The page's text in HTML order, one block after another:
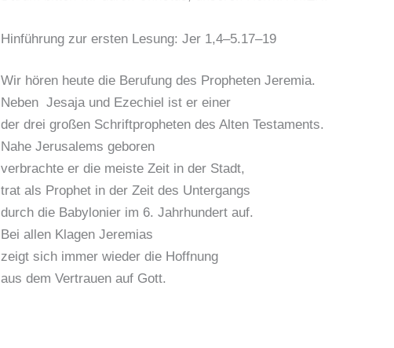
Hinführung zur ersten Lesung: Jer 1,4–5.17–19
Wir hören heute die Berufung des Propheten Jeremia.
Neben Jesaja und Ezechiel ist er einer
der drei großen Schriftpropheten des Alten Testaments.
Nahe Jerusalems geboren
verbrachte er die meiste Zeit in der Stadt,
trat als Prophet in der Zeit des Untergangs
durch die Babylonier im 6. Jahrhundert auf.
Bei allen Klagen Jeremias
zeigt sich immer wieder die Hoffnung
aus dem Vertrauen auf Gott.